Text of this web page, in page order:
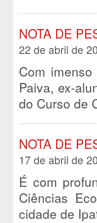
NOTA DE
22 de abril de
Com
Paiva, ex-
do Curso de
NOTA DE
17 de abril de
É com
Ciências
cidade de